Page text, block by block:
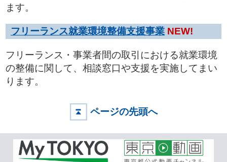
ます。
フリーランス就業環境整備支援事業 NEW!
フリーランス・事業者間の取引における就業環境
の整備に関して、相談窓口や支援を実施してまい
ります。
ページの先頭へ